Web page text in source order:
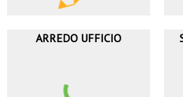
ARREDO UFFICIO